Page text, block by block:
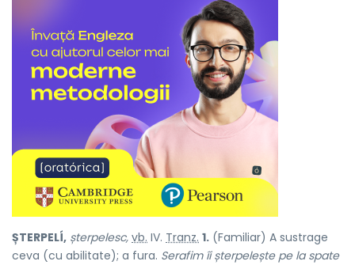
ȘTERPELÍ, șterpelesc, vb. IV. Tranz. 1. (Familiar) A sustrage
ceva (cu abilitate); a fura. Serafim îi șterpelește pe la spate